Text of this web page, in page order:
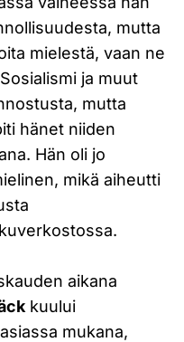
mutta
mielestä, vaan ne
ja muut
mutta
hänet niiden
Hän oli jo
mikä aiheutti
aikana
kuului
mukana,